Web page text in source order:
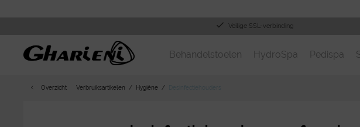
Veilige SSL-verbinding
Behandelstoelen HydroSpa Pedispa
Overzicht Verbruiksartikelen Hygiëne